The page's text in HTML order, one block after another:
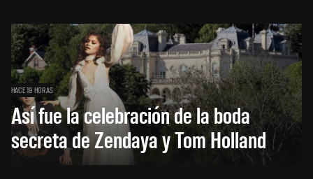
HACE 19 HORAS
Así fue la celebración de la boda
secreta de Zendaya y Tom Holland